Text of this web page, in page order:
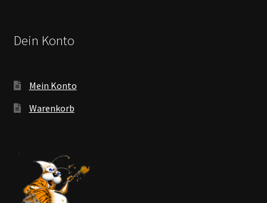
Dein Konto
Mein Konto
Warenkorb